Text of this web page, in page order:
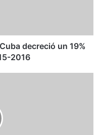
decreció un 19%
2016